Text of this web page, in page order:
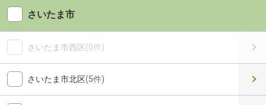
さいたま市
さいたま市西区(0件)
さいたま市北区(5件)